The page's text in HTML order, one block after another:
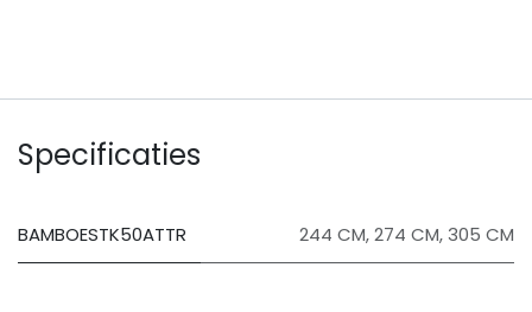
Specificaties
BAMBOESTK50ATTR 244 CM,274 CM,305 CM